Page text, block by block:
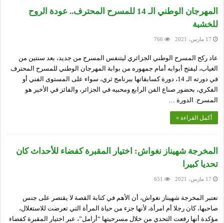
المهرجان الوطني الـ 14 للمسرح المحترف.. عودة الروح
للخشبة
17 مارس، 2021 766
عاد ركح المسرح الوطني الجزائري ليتنفس المسرح من جديد، بعد سنتين من
الغياب، ليفتح أبوابه أمام جمهوره من بوابة المهرجان الوطني للمسرح المحترف
في دورته الـ 14، دورة كسابقاتها ببرنامج ثري، سواء على المستوى الفني أو
الفكري، بحضور صناع الفن الرابع ومحبيه في الجزائر، والفائز في الأخير هو
المسرح. الدورة …
أكمل القراءة »
المخرجة شهيناز نغواش: اختيار المقبرة كفضاء للأحداث كان
تحديا كبيرا
17 مارس، 2021 651
تعتبر المخرجة شهيناز نغواش، أن الأهم في كتابة القصة لا يقتصر على جنس
صاحبها، كان رجلا أم امرأة، لأنها جزء من حياة المرأة التي تعرضت للاستغلال،
مؤكدة أنها رفعت التحدي من خلال مسرحيتها “أرامل”، عبر اختيار المقبرة كفضاء